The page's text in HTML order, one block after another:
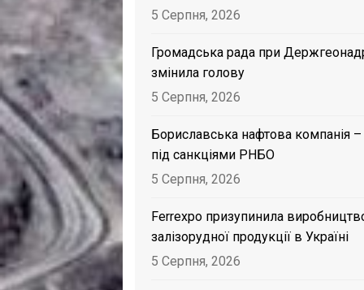
5 Серпня, 2026
Громадська рада при
змінила голову
5 Серпня, 2026
Бориславська нафтова компанія –
під санкціями РНБО
5 Серпня, 2026
Ferrexpo призупинила
залізорудної продукції в Україні
5 Серпня, 2026